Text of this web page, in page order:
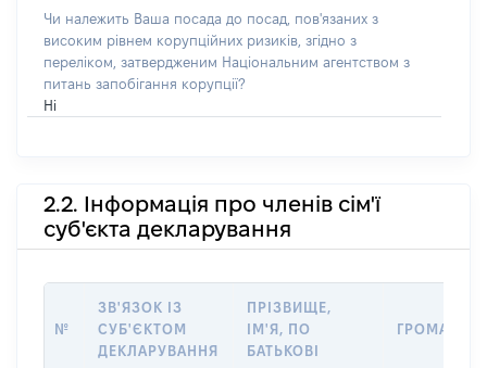
Чи належить Ваша посада до посад, пов'язаних з
високим рівнем корупційних ризиків, згідно з
переліком, затвердженим Національним агентством з
питань запобігання корупції?
Ні
2.2. Інформація про членів сім'ї
суб'єкта декларування
№
ЗВ'ЯЗОК ІЗ
СУБ'ЄКТОМ
ДЕКЛАРУВАННЯ
ПРІЗВИЩЕ,
ІМ'Я, ПО
БАТЬКОВІ